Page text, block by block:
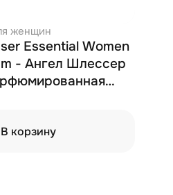
женщин
Essential Women
- Ангел Шлессер
В корзину